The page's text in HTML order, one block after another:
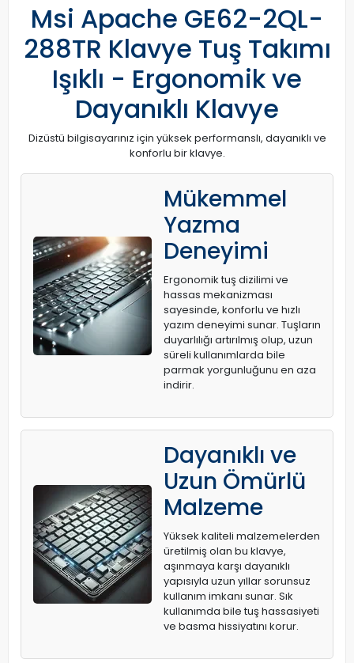
Msi Apache GE62-2QL-
288TR Klavye Tuş Takımı
Işıklı - Ergonomik ve
Dayanıklı Klavye
Dizüstü bilgisayarınız için yüksek performanslı, dayanıklı ve
konforlu bir klavye.
Mükemmel
Yazma
Deneyimi
Ergonomik tuş dizilimi ve
hassas mekanizması
sayesinde, konforlu ve hızlı
yazım deneyimi sunar. Tuşların
duyarlılığı artırılmış olup, uzun
süreli kullanımlarda bile
parmak yorgunluğunu en aza
indirir.
Dayanıklı ve
Uzun Ömürlü
Malzeme
Yüksek kaliteli malzemelerden
üretilmiş olan bu klavye,
aşınmaya karşı dayanıklı
yapısıyla uzun yıllar sorunsuz
kullanım imkanı sunar. Sık
kullanımda bile tuş hassasiyeti
ve basma hissiyatını korur.